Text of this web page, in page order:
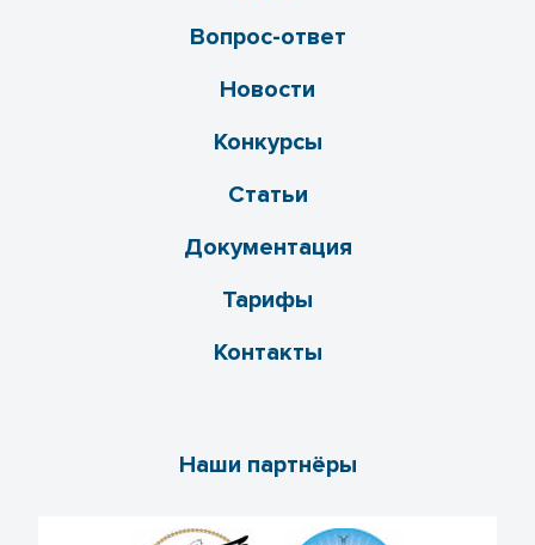
Вопрос-ответ
Новости
Конкурсы
Статьи
Документация
Тарифы
Контакты
Наши партнёры